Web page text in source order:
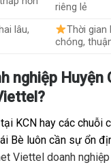
riêng lẻ
lâu,
Thời gian
chóng,
nghiệp Huyện
KCN hay các chuỗi
Bè luôn cần sự ổn
Viettel doanh nghiệp